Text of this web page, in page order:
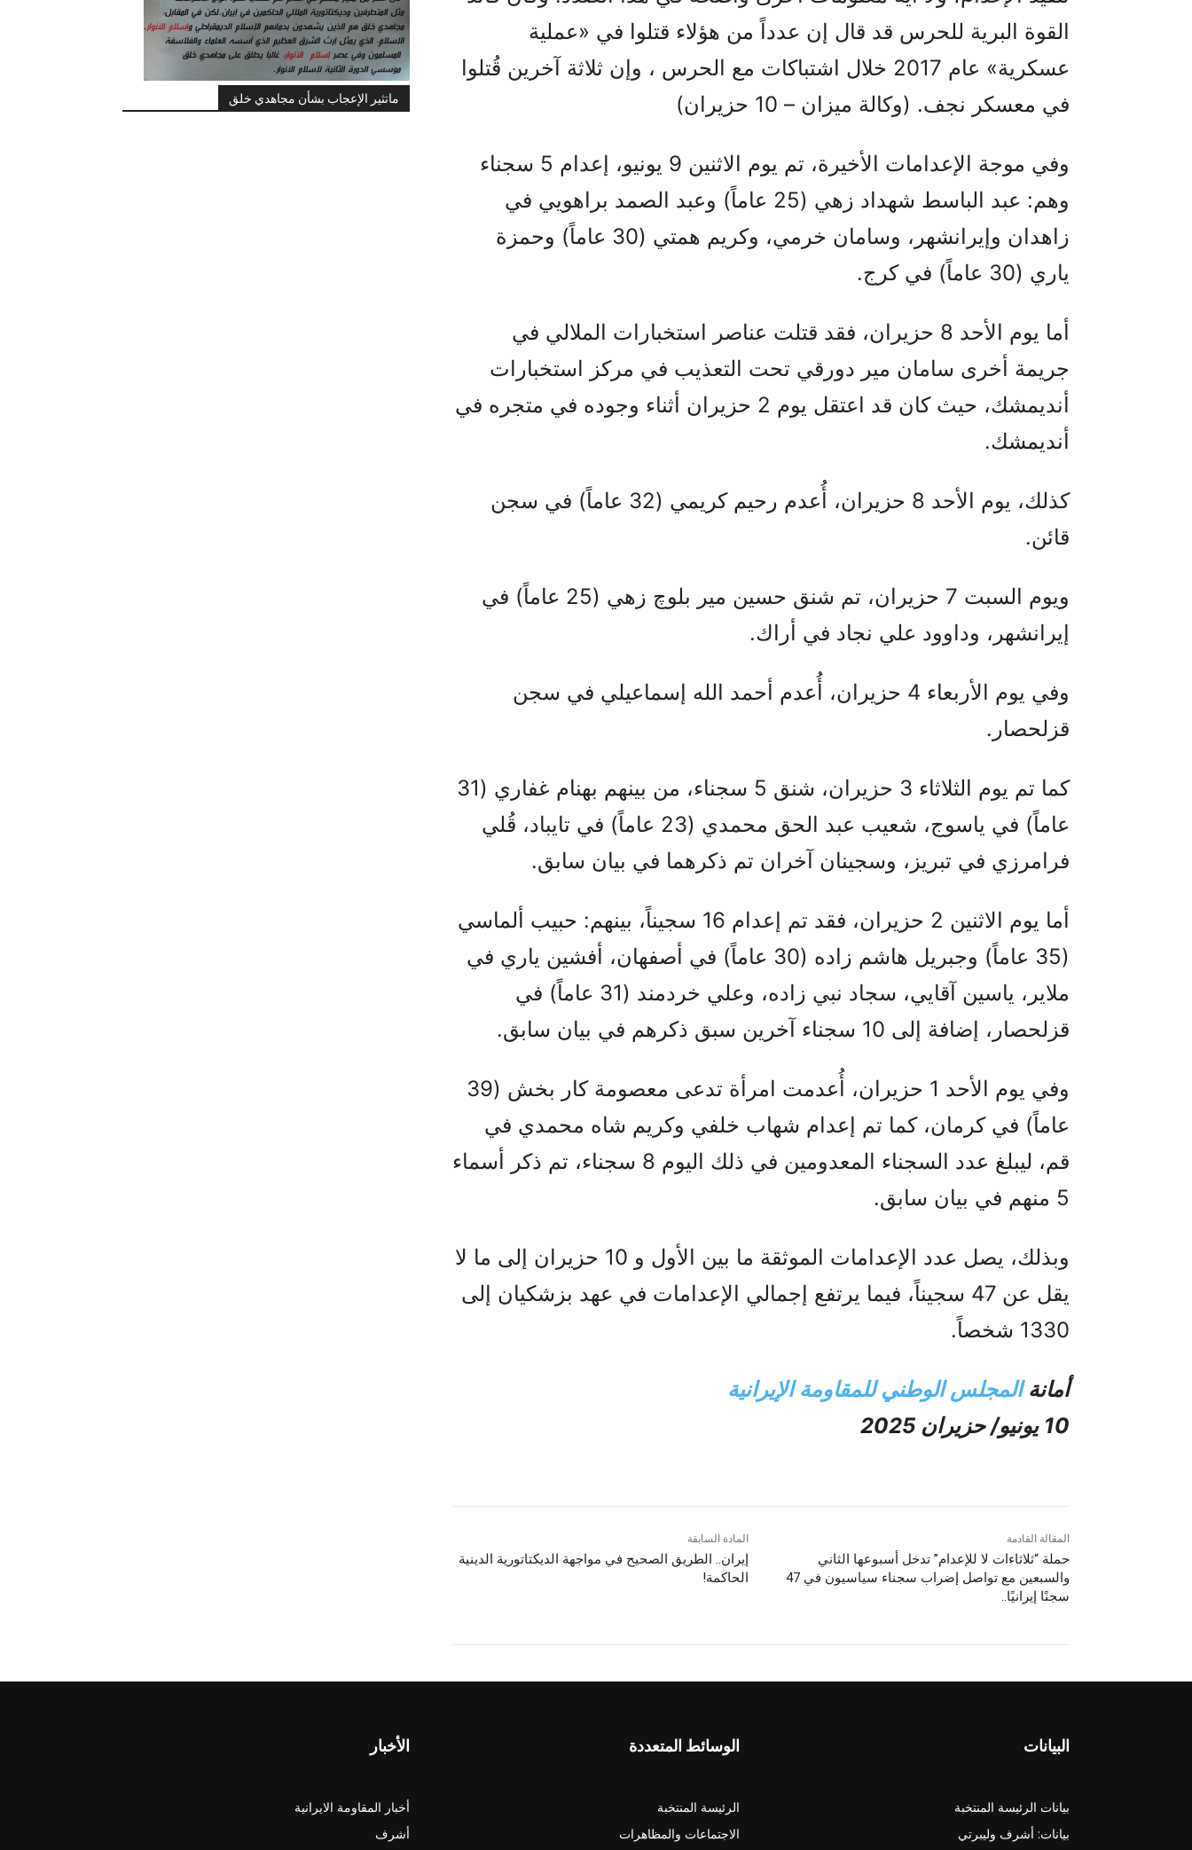
ماتثير الإعجاب بشأن مجاهدي خلق
القوة البرية للحرس قد قال إن عدداً من هؤلاء قتلوا في «عملية
عسكرية» عام 2017 خلال اشتباكات مع الحرس ، وإن ثلاثة آخرين قُتلوا
في معسكر نجف. (وكالة ميزان – 10 حزيران)
وفي موجة الإعدامات الأخيرة، تم يوم الاثنين 9 يونيو، إعدام 5 سجناء
وهم: عبد الباسط شهداد زهي (25 عاماً) وعبد الصمد براهويي في
زاهدان وإيرانشهر، وسامان خرمي، وكريم همتي (30 عاماً) وحمزة
ياري (30 عاماً) في كرج.
أما يوم الأحد 8 حزيران، فقد قتلت عناصر استخبارات الملالي في
جريمة أخرى سامان مير دورقي تحت التعذيب في مركز استخبارات
أنديمشك، حيث كان قد اعتقل يوم 2 حزيران أثناء وجوده في متجره في
أنديمشك.
كذلك، يوم الأحد 8 حزيران، أُعدم رحيم كريمي (32 عاماً) في سجن
قائن.
ويوم السبت 7 حزيران، تم شنق حسين مير بلوچ زهي (25 عاماً) في
إيرانشهر، وداوود علي نجاد في أراك.
وفي يوم الأربعاء 4 حزيران، أُعدم أحمد الله إسماعيلي في سجن
قزلحصار.
كما تم يوم الثلاثاء 3 حزيران، شنق 5 سجناء، من بينهم بهنام غفاري (31
عاماً) في ياسوج، شعيب عبد الحق محمدي (23 عاماً) في تايباد، قُلي
فرامرزي في تبريز، وسجينان آخران تم ذكرهما في بيان سابق.
أما يوم الاثنين 2 حزيران، فقد تم إعدام 16 سجيناً، بينهم: حبيب ألماسي
(35 عاماً) وجبريل هاشم زاده (30 عاماً) في أصفهان، أفشين ياري في
ملاير، ياسين آقايي، سجاد نبي زاده، وعلي خردمند (31 عاماً) في
قزلحصار، إضافة إلى 10 سجناء آخرين سبق ذكرهم في بيان سابق.
وفي يوم الأحد 1 حزيران، أُعدمت امرأة تدعى معصومة كار بخش (39
عاماً) في كرمان، كما تم إعدام شهاب خلفي وكريم شاه محمدي في
قم، ليبلغ عدد السجناء المعدومين في ذلك اليوم 8 سجناء، تم ذكر أسماء
5 منهم في بيان سابق.
وبذلك، يصل عدد الإعدامات الموثقة ما بين الأول و 10 حزيران إلى ما لا
يقل عن 47 سجيناً، فيما يرتفع إجمالي الإعدامات في عهد بزشكيان إلى
1330 شخصاً.
أمانةالمجلس الوطني للمقاومة الإيرانية
10 يونيو/ حزيران 2025
المادة السابقة
إيران.. الطريق الصحيح في مواجهة الديكتاتورية الدينية
الحاكمة!
المقالة القادمة
حملة “ثلاثاءات لا للإعدام” تدخل أسبوعها الثاني
والسبعين مع تواصل إضراب سجناء سياسيون في 47
سجنًا إيرانيًا..
الأخبار
أخبار المقاومة الايرانية
أشرف
الوسائط المتعددة
الرئيسة المنتخبة
الاجتماعات والمظاهرات
البيانات
بيانات الرئيسة المنتخبة
بيانات: أشرف وليبرتي